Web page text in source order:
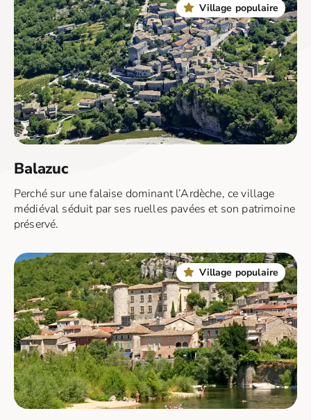
Village populaire
Balazuc
Perché sur une falaise dominant l’Ardèche, ce village
médiéval séduit par ses ruelles pavées et son patrimoine
préservé.
Village populaire